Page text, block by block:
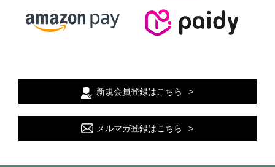
新規会員登録はこちら
メルマガ登録はこちら